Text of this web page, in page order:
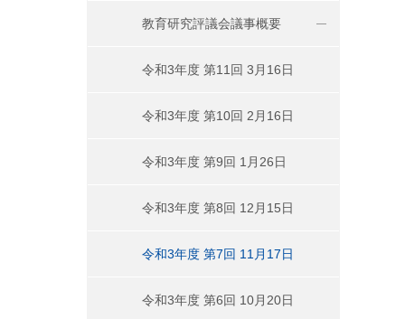
教育研究評議会議事概要
令和3年度 第11回 3月16日
令和3年度 第10回 2月16日
令和3年度 第9回 1月26日
令和3年度 第8回 12月15日
令和3年度 第7回 11月17日
令和3年度 第6回 10月20日